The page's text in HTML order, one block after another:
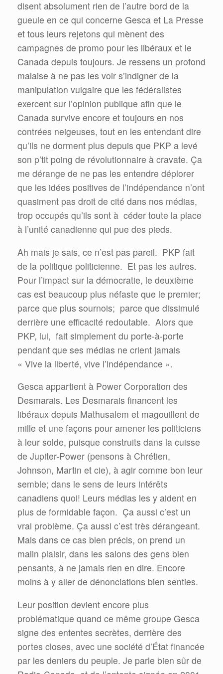
disent absolument rien de l’autre bord de la
gueule en ce qui concerne Gesca et La Presse
et tous leurs rejetons qui mènent des
campagnes de promo pour les libéraux et le
Canada depuis toujours. Je ressens un profond
malaise à ne pas les voir s’indigner de la
manipulation vulgaire que les fédéralistes
exercent sur l’opinion publique afin que le
Canada survive encore et toujours en nos
contrées neigeuses, tout en les entendant dire
qu’ils ne dorment plus depuis que PKP a levé
son p’tit poing de révolutionnaire à cravate. Ça
me dérange de ne pas les entendre déplorer
que les idées positives de l’indépendance n’ont
quasiment pas droit de cité dans nos médias,
trop occupés qu’ils sont à céder toute la place
à l’unité canadienne qui pue des pieds.
Ah mais je sais, ce n’est pas pareil. PKP fait
de la politique politicienne. Et pas les autres.
Pour l’impact sur la démocratie, le deuxième
cas est beaucoup plus néfaste que le premier;
parce que plus sournois; parce que dissimulé
derrière une efficacité redoutable. Alors que
PKP, lui, fait simplement du porte-à-porte
pendant que ses médias ne crient jamais
« Vive la liberté, vive l’indépendance ».
Gesca appartient à Power Corporation des
Desmarais. Les Desmarais financent les
libéraux depuis Mathusalem et magouillent de
mille et une façons pour amener les politiciens
à leur solde, puisque construits dans la cuisse
de Jupiter-Power (pensons à Chrétien,
Johnson, Martin et cie), à agir comme bon leur
semble; dans le sens de leurs intérêts
canadiens quoi! Leurs médias les y aident en
plus de formidable façon. Ça aussi c’est un
vrai problème. Ça aussi c’est très dérangeant.
Mais dans ce cas bien précis, on prend un
malin plaisir, dans les salons des gens bien
pensants, à ne jamais rien en dire. Encore
moins à y aller de dénonciations bien senties.
Leur position devient encore plus
problématique quand ce même groupe Gesca
signe des ententes secrètes, derrière des
portes closes, avec une société d’État financée
par les deniers du peuple. Je parle bien sûr de